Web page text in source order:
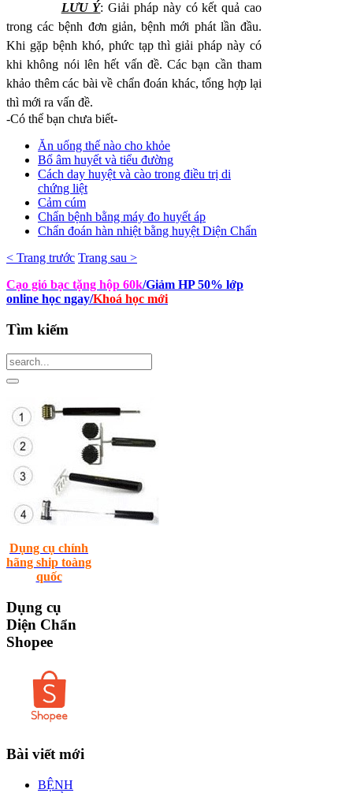
LƯU Ý: Giải pháp này có kết quả cao
trong các bệnh đơn giản, bệnh mới phát lần đầu.
Khi gặp bệnh khó, phức tạp thì giải pháp này có
khi không nói lên hết vấn đề. Các bạn cần tham
khảo thêm các bài về chẩn đoán khác, tổng hợp lại
thì mới ra vấn đề.
-Có thể bạn chưa biết-
Ăn uống thế nào cho khỏe
Bổ âm huyết và tiểu đường
Cách day huyệt và cào trong điều trị di
chứng liệt
Cảm cúm
Chẩn bệnh bằng máy đo huyết áp
Chẩn đoán hàn nhiệt bằng huyệt Diện Chẩn
< Trang trước Trang sau >
Cạo gió bạc tặng hộp 60k/Giảm HP 50% lớp
online học ngay/Khoá học mới
Tìm kiếm
Dụng cụ chính
hãng ship toàng
quốc
Dụng cụ
Diện Chẩn
Shopee
Bài viết mới
BỆNH